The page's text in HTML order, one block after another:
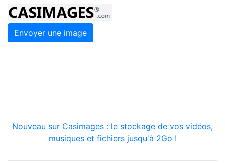
Envoyer une image
Nouveau sur Casimages : le stockage de vos vidéos,
musiques et fichiers jusqu'à 2Go !